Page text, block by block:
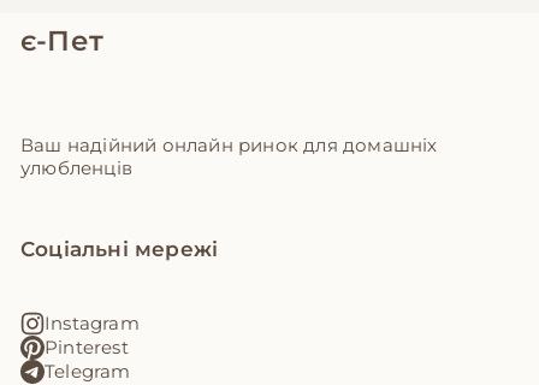
є-Пет
Ваш надійний онлайн ринок для домашніх
улюбленців
Соціальні мережі
Instagram
Pinterest
Telegram